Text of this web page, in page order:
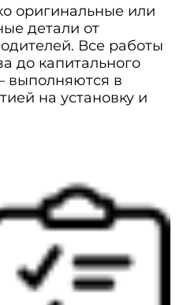
оригинальные или
детали от
Все работы
до капитального
выполняются в
на установку и